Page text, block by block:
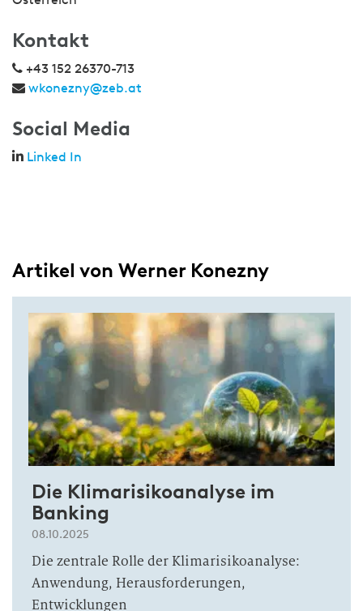
Kontakt
+43 152 26370-713
wkonezny@zeb.at
Social Media
Linked In
Artikel von Werner Konezny
Die Klimarisikoanalyse im
Banking
08.10.2025
Die zentrale Rolle der Klimarisikoanalyse:
Anwendung, Herausforderungen,
Entwicklungen